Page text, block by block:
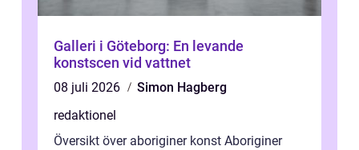
Galleri i Göteborg: En levande
konstscen vid vattnet
08 juli 2026
Simon Hagberg
redaktionel
Översikt över aboriginer konst Aboriginer